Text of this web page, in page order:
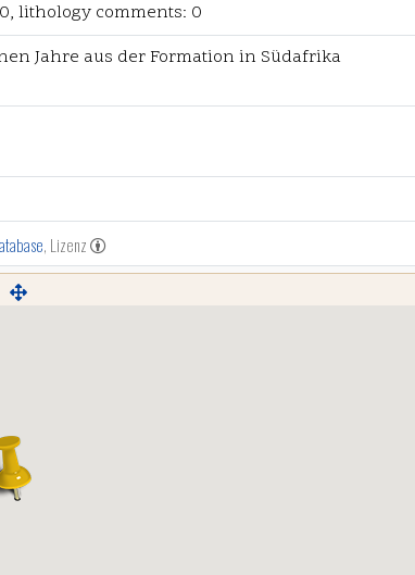
lithology comments: 0
Jahre aus der Formation in Südafrika
, Lizenz